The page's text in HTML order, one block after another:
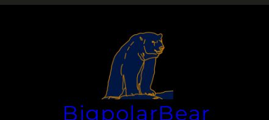
BigpolarBear